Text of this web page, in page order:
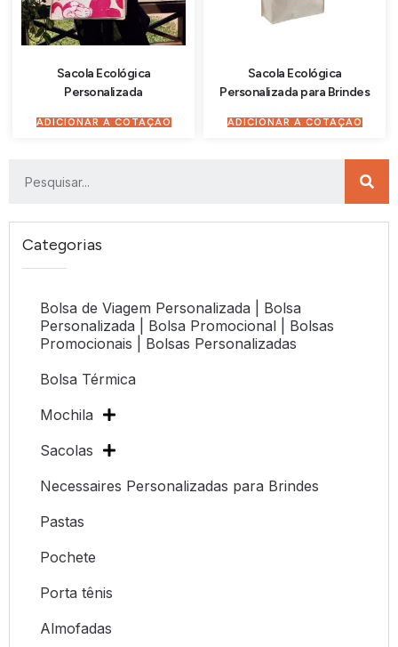
Categorias
Bolsa de Viagem Personalizada | Bolsa
Personalizada | Bolsa Promocional | Bolsas
Promocionais | Bolsas Personalizadas
Bolsa Térmica
Mochila
Sacolas
Necessaires Personalizadas para Brindes
Pastas
Pochete
Porta tênis
Almofadas
Sacola Ecológica
Personalizada
ADICIONAR À COTAÇÃO
Sacola Ecológica
Personalizada para Brindes
ADICIONAR À COTAÇÃO